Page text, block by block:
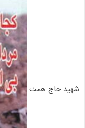
شهید حاج همت